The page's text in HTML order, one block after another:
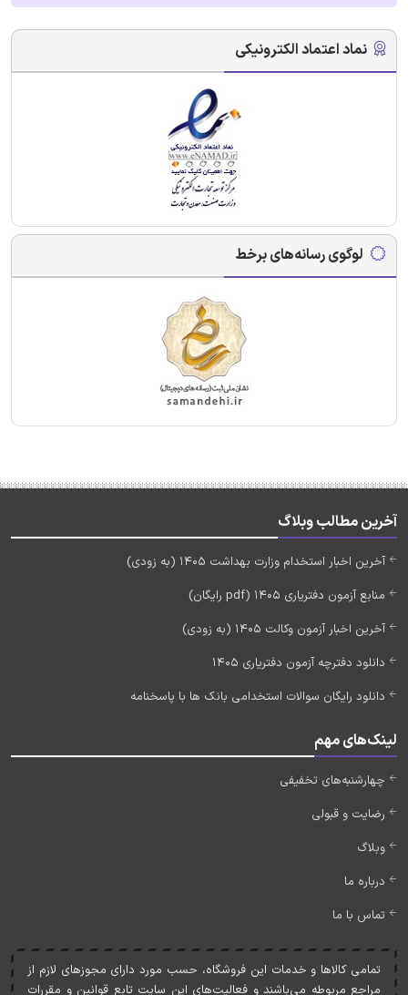
نماد اعتماد الکترونیکی
لوگوی رسانه‌های برخط
آخرین مطالب وبلاگ
آخرین اخبار استخدام وزارت بهداشت 1405 (به زودی)
منابع آزمون دفتریاری 1405 (pdf رایگان)
آخرین اخبار آزمون وکالت 1405 (به زودی)
دانلود دفترچه آزمون دفتریاری 1405
دانلود رایگان سوالات استخدامی بانک ها با پاسخنامه
لینک‌های مهم
چهارشنبه‌های تخفیفی
رضایت و قبولی
وبلاگ
درباره ما
تماس با ما
تمامی کالاها و خدمات اين فروشگاه، حسب مورد دارای مجوزهای لازم از
مراجع مربوطه می‌باشند و فعاليت‌های اين سايت تابع قوانين و مقررات